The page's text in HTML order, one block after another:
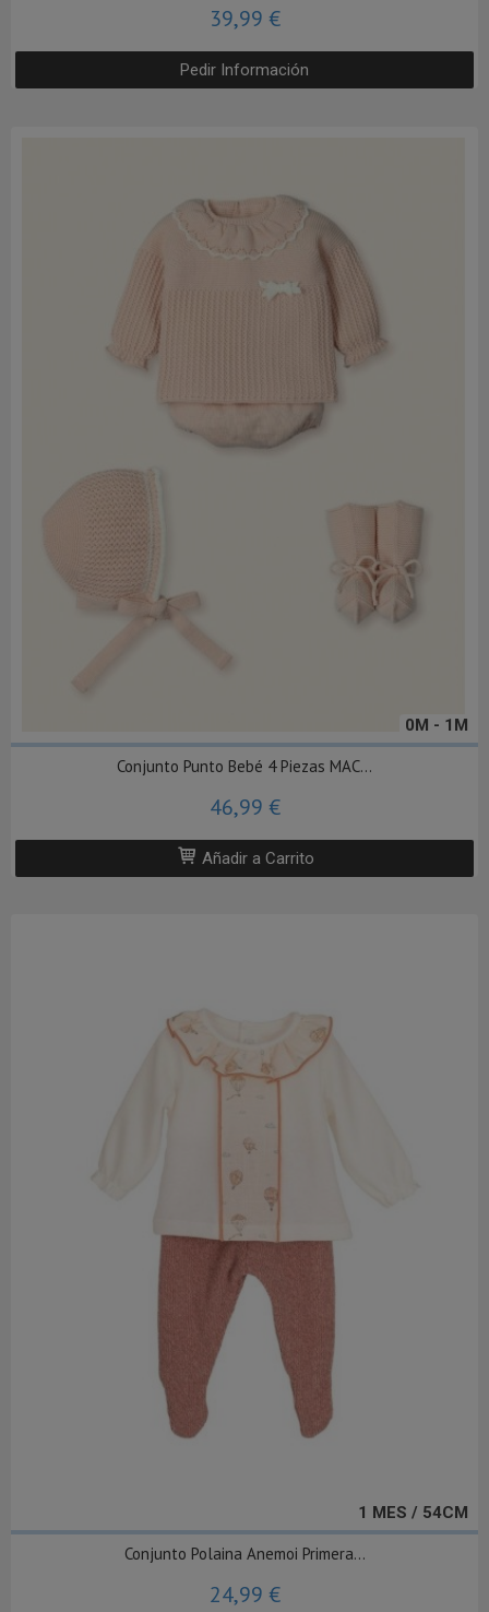
39,99 €
Pedir Información
0M - 1M
Conjunto Punto Bebé 4 Piezas MAC...
46,99 €
Añadir a Carrito
1 MES / 54CM
Conjunto Polaina Anemoi Primera...
24,99 €